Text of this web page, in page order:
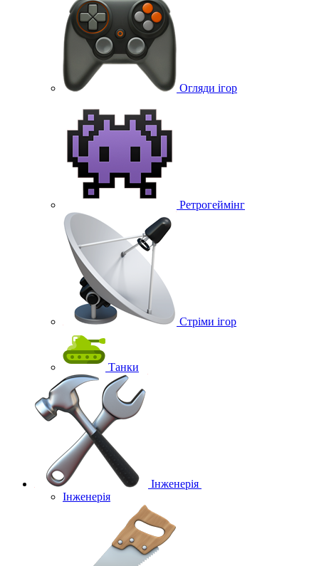
Огляди ігор
Ретрогеймінг
Стріми ігор
Танки
Інженерія
Інженерія